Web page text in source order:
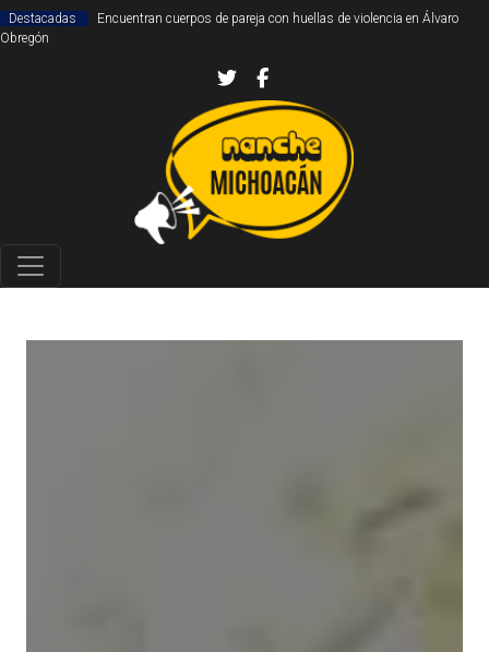
Destacadas
Encuentran cuerpos de pareja con huellas de violencia en Álvaro
Obregón